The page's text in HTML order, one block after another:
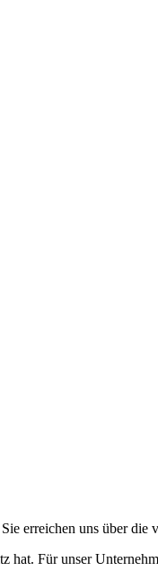
erreichen uns über die
hat. Für unser